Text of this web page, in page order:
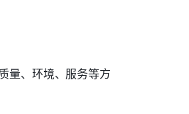
量、环境、服务等方